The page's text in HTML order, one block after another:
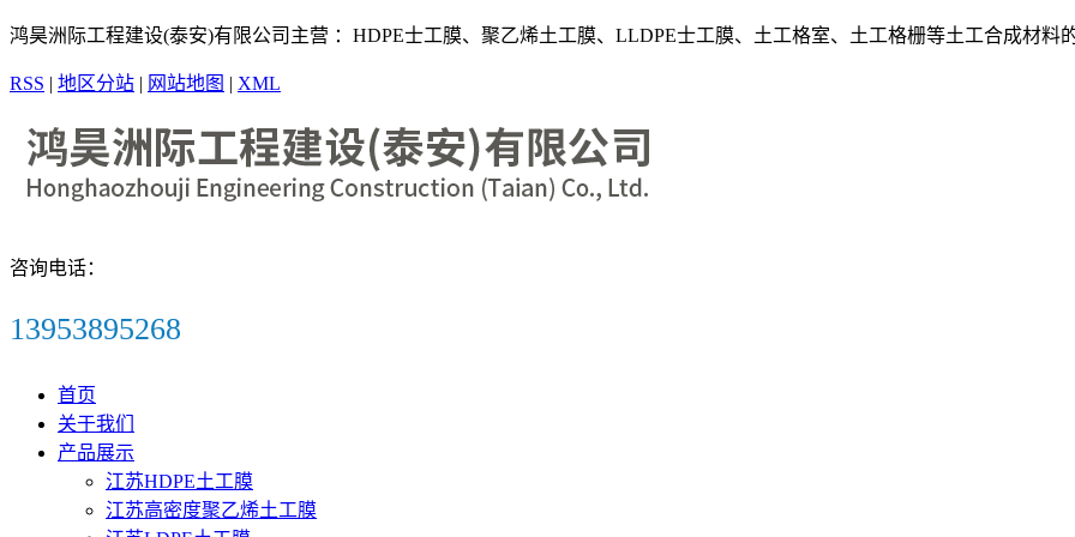
鸿昊洲际工程建设(泰安)有限公司主营 ：HDPE士工膜、聚乙烯土工膜、LLDPE士工膜、土工格室、土工格栅等土工合成材料
RSS | 地区分站 | 网站地图 | XML
咨询电话：
13953895268
首页
关于我们
产品展示
江苏HDPE土工膜
江苏高密度聚乙烯土工膜